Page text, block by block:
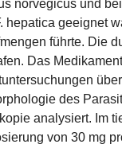
norvegicus und
geeignet
führte. Die
Das
des
analysiert. Im
von 30 mg